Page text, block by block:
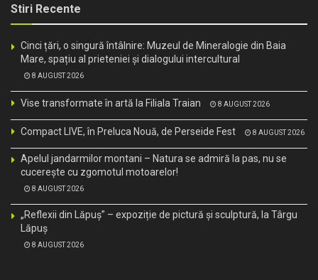
Stiri Recente
Cinci țări, o singură întâlnire: Muzeul de Mineralogie din Baia
Mare, spațiu al prieteniei și dialogului intercultural
8 AUGUST 2026
Vise transformate în artă la Filiala Traian 8 AUGUST 2026
Compact LIVE, în Preluca Nouă, de Perseide Fest 8 AUGUST 2026
Apelul jandarmilor montani – Natura se admiră la pas, nu se
cucerește cu zgomotul motoarelor!
8 AUGUST 2026
„Reflexii din Lăpuș” – expoziție de pictură și sculptură, la Târgu
Lăpuș
8 AUGUST 2026